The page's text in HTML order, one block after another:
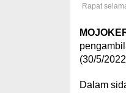
Rapat
(30/5/
Dalam